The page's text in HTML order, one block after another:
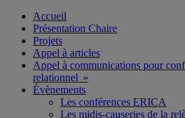
Accueil
Présentation Chaire
Projets
Appel à articles
Appel à communications pour
relationnel »
Évènements
Les conférences ERICA
Les midis-causeries de la